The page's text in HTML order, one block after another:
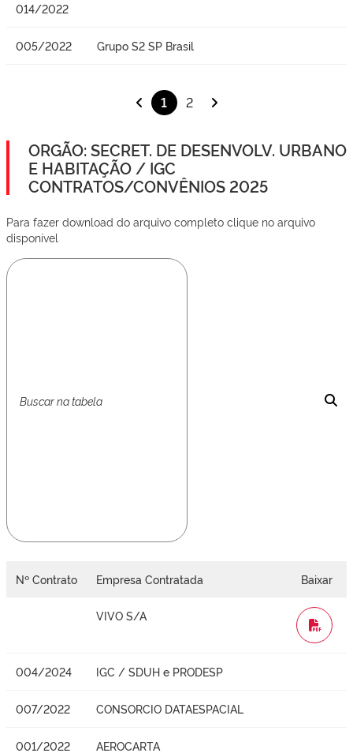
014/2022
005/2022 Grupo S2 SP Brasil
1 2
ORGÃO: SECRET. DE DESENVOLV. URBANO
E HABITAÇÃO / IGC
CONTRATOS/CONVÊNIOS 2025
Para fazer download do arquivo completo clique no arquivo
disponível
Nº Contrato Empresa Contratada Baixar
VIVO S/A
WORD
004/2024 IGC / SDUH e PRODESP
007/2022 CONSORCIO DATAESPACIAL
001/2022 AEROCARTA